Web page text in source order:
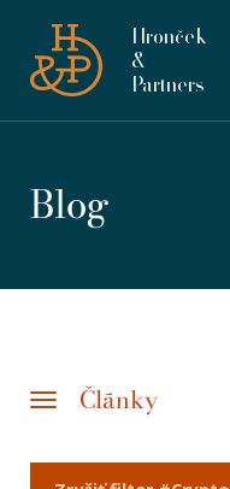
Hronček
&
Partners
Blog
Články